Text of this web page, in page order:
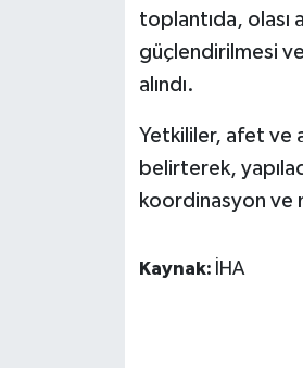
toplantıda, olası
güçlendirilmesi ve
alındı.
Yetkililer, afet ve
belirterek,
koordinasyon ve
Kaynak: İHA
Otomobil
POLİTİKA